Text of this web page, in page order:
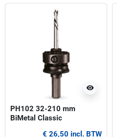
visibility
PH102 32-210 mm
BiMetal Classic
€ 26,50 incl. BTW